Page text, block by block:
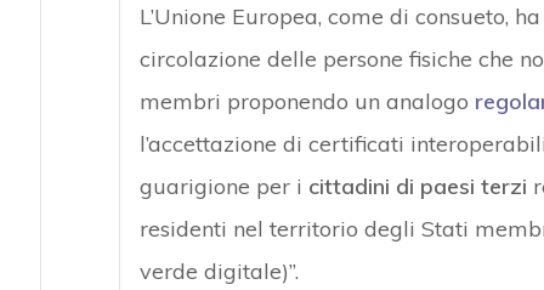
L’Unione Europea, come di consueto,
circolazione delle persone fisiche che
membri proponendo un analogo
l’accettazione di certificati
guarigione per i cittadini di paesi terzi
residenti nel territorio degli Stati
verde digitale)”.